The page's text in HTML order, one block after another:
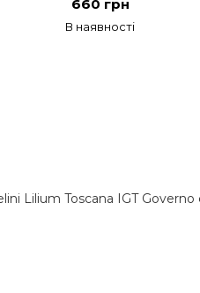
660 грн
В наявності